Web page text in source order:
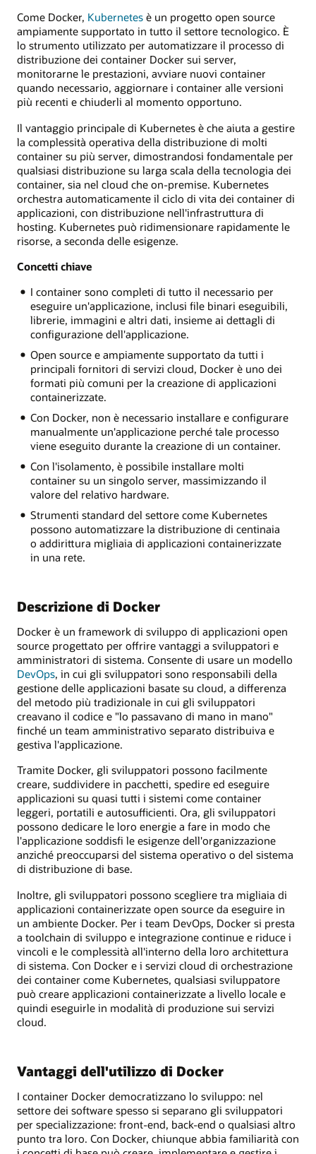
Come Docker, Kubernetes è un progetto open source
ampiamente supportato in tutto il settore tecnologico. È
lo strumento utilizzato per automatizzare il processo di
distribuzione dei container Docker sui server,
monitorarne le prestazioni, avviare nuovi container
quando necessario, aggiornare i container alle versioni
più recenti e chiuderli al momento opportuno.
Il vantaggio principale di Kubernetes è che aiuta a gestire
la complessità operativa della distribuzione di molti
container su più server, dimostrandosi fondamentale per
qualsiasi distribuzione su larga scala della tecnologia dei
container, sia nel cloud che on-premise. Kubernetes
orchestra automaticamente il ciclo di vita dei container di
applicazioni, con distribuzione nell'infrastruttura di
hosting. Kubernetes può ridimensionare rapidamente le
risorse, a seconda delle esigenze.
Concetti chiave
I container sono completi di tutto il necessario per
eseguire un'applicazione, inclusi file binari eseguibili,
librerie, immagini e altri dati, insieme ai dettagli di
configurazione dell'applicazione.
Open source e ampiamente supportato da tutti i
principali fornitori di servizi cloud, Docker è uno dei
formati più comuni per la creazione di applicazioni
containerizzate.
Con Docker, non è necessario installare e configurare
manualmente un'applicazione perché tale processo
viene eseguito durante la creazione di un container.
Con l'isolamento, è possibile installare molti
container su un singolo server, massimizzando il
valore del relativo hardware.
Strumenti standard del settore come Kubernetes
possono automatizzare la distribuzione di centinaia
o addirittura migliaia di applicazioni containerizzate
in una rete.
Descrizione di Docker
Docker è un framework di sviluppo di applicazioni open
source progettato per offrire vantaggi a sviluppatori e
amministratori di sistema. Consente di usare un modello
DevOps, in cui gli sviluppatori sono responsabili della
gestione delle applicazioni basate su cloud, a differenza
del metodo più tradizionale in cui gli sviluppatori
creavano il codice e "lo passavano di mano in mano"
finché un team amministrativo separato distribuiva e
gestiva l'applicazione.
Tramite Docker, gli sviluppatori possono facilmente
creare, suddividere in pacchetti, spedire ed eseguire
applicazioni su quasi tutti i sistemi come container
leggeri, portatili e autosufficienti. Ora, gli sviluppatori
possono dedicare le loro energie a fare in modo che
l'applicazione soddisfi le esigenze dell'organizzazione
anziché preoccuparsi del sistema operativo o del sistema
di distribuzione di base.
Inoltre, gli sviluppatori possono scegliere tra migliaia di
applicazioni containerizzate open source da eseguire in
un ambiente Docker. Per i team DevOps, Docker si presta
a toolchain di sviluppo e integrazione continue e riduce i
vincoli e le complessità all'interno della loro architettura
di sistema. Con Docker e i servizi cloud di orchestrazione
dei container come Kubernetes, qualsiasi sviluppatore
può creare applicazioni containerizzate a livello locale e
quindi eseguirle in modalità di produzione sui servizi
cloud.
Vantaggi dell'utilizzo di Docker
I container Docker democratizzano lo sviluppo: nel
settore dei software spesso si separano gli sviluppatori
per specializzazione: front-end, back-end o qualsiasi altro
punto tra loro. Con Docker, chiunque abbia familiarità con